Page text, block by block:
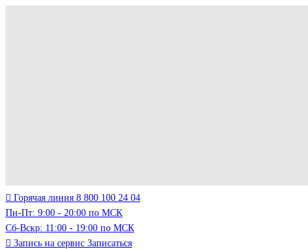
Горячая линия 8 800 100 24 04
Пн-Пт: 9:00 - 20:00 по МСК
Сб-Вскр: 11:00 - 19:00 по МСК
Запись на сервис Записаться